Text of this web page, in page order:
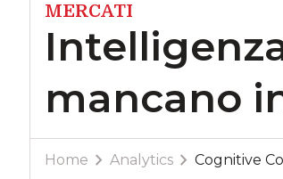
MERCATI
mancano
Home Analytics Cognitive